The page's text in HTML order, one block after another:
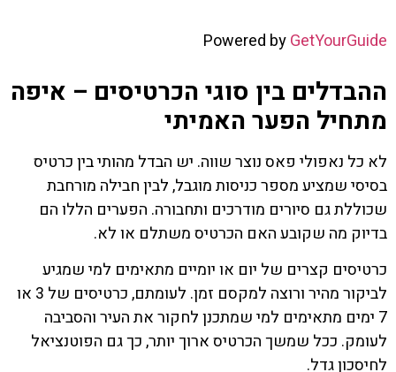
Powered byGetYourGuide
ההבדלים בין סוגי הכרטיסים – איפה
מתחיל הפער האמיתי
לא כל נאפולי פאס נוצר שווה. יש הבדל מהותי בין כרטיס
בסיסי שמציע מספר כניסות מוגבל, לבין חבילה מורחבת
שכוללת גם סיורים מודרכים ותחבורה. הפערים הללו הם
בדיוק מה שקובע האם הכרטיס משתלם או לא.
כרטיסים קצרים של יום או יומיים מתאימים למי שמגיע
לביקור מהיר ורוצה למקסם זמן. לעומתם, כרטיסים של 3 או
7 ימים מתאימים למי שמתכנן לחקור את העיר והסביבה
לעומק. ככל שמשך הכרטיס ארוך יותר, כך גם הפוטנציאל
לחיסכון גדל.